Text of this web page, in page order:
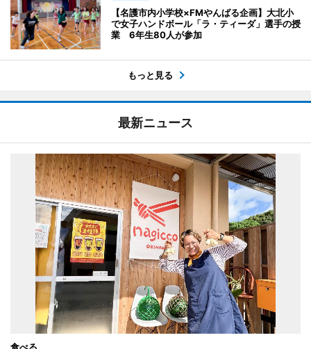
【名護市内小学校×FMやんばる企画】大北小
で女子ハンドボール「ラ・ティーダ」選手の授
業 6年生80人が参加
もっと見る
最新ニュース